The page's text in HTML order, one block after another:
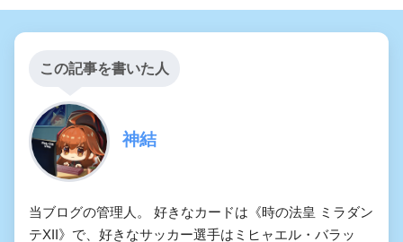
この記事を書いた人
神結
当ブログの管理人。 好きなカードは《時の法皇 ミラダン
テXII》で、好きなサッカー選手はミヒャエル・バラッ